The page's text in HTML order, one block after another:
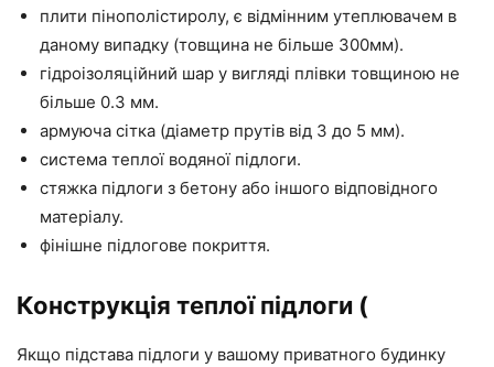
плити пінополістиролу, є відмінним утеплювачем в
даному випадку (товщина не більше 300мм).
гідроізоляційний шар у вигляді плівки товщиною не
більше 0.3 мм.
армуюча сітка (діаметр прутів від 3 до 5 мм).
система теплої водяної підлоги.
стяжка підлоги з бетону або іншого відповідного
матеріалу.
фінішне підлогове покриття.
Конструкція теплої підлоги (
Якщо підстава підлоги у вашому приватного будинку